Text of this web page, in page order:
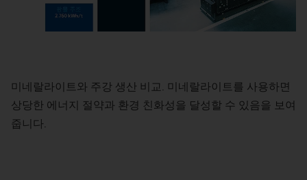
미네랄라이트와 주강 생산 비교. 미네랄라이트를 사용하면
상당한 에너지 절약과 환경 친화성을 달성할 수 있음을 보여
줍니다.